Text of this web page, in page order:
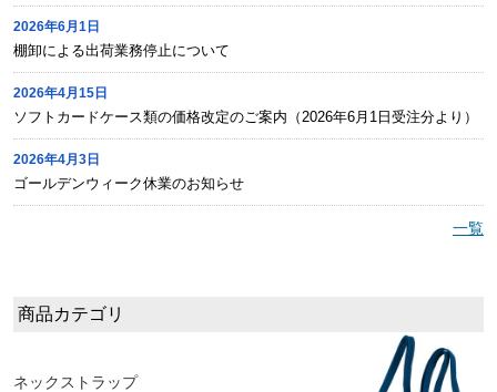
2026年6月1日
棚卸による出荷業務停止について
2026年4月15日
ソフトカードケース類の価格改定のご案内（2026年6月1日受注分より）
2026年4月3日
ゴールデンウィーク休業のお知らせ
一覧
商品カテゴリ
ネックストラップ